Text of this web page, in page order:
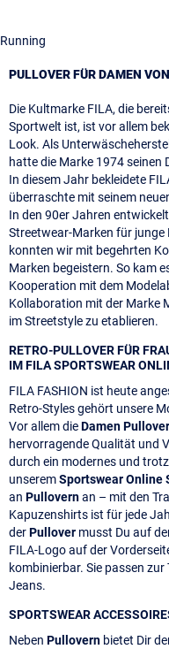
Running
PULLOVER FÜR DAMEN
Die Kultmarke FILA, die
Sportwelt ist, ist vor allem
Look. Als
hatte die Marke 1974
In diesem Jahr bekleidete
überraschte mit seinem
In den 90er Jahren
Streetwear-Marken für junge
konnten wir mit begehrten
Marken begeistern. So kam
Kooperation mit dem
Kollaboration mit der Marke
im Streetstyle zu etablieren.
RETRO-PULLOVER FÜR
IM FILA SPORTSWEAR
FILA FASHION ist heute
Retro-Styles gehört unsere
Vor allem dieDamen Pullover
hervorragende Qualität und
durch ein modernes und
unseremSportswear Online
an Pullovernan – mit den
Kapuzenshirts ist für jede
derPullover musst Du auf
FILA-Logo auf der
kombinierbar. Sie passen
Jeans.
SPORTSWEAR
Neben Pullovern bietet Dir